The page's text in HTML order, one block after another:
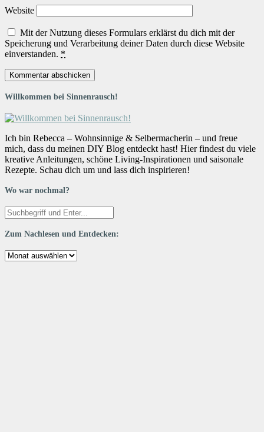
Website
Mit der Nutzung dieses Formulars erklärst du dich mit der
Speicherung und Verarbeitung deiner Daten durch diese Website
einverstanden. *
Willkommen bei Sinnenrausch!
Ich bin Rebecca – Wohnsinnige & Selbermacherin – und freue
mich, dass du meinen DIY Blog entdeckt hast! Hier findest du viele
kreative Anleitungen, schöne Living-Inspirationen und saisonale
Rezepte. Schau dich um und lass dich inspirieren!
Wo war nochmal?
Zum Nachlesen und Entdecken:
Zum